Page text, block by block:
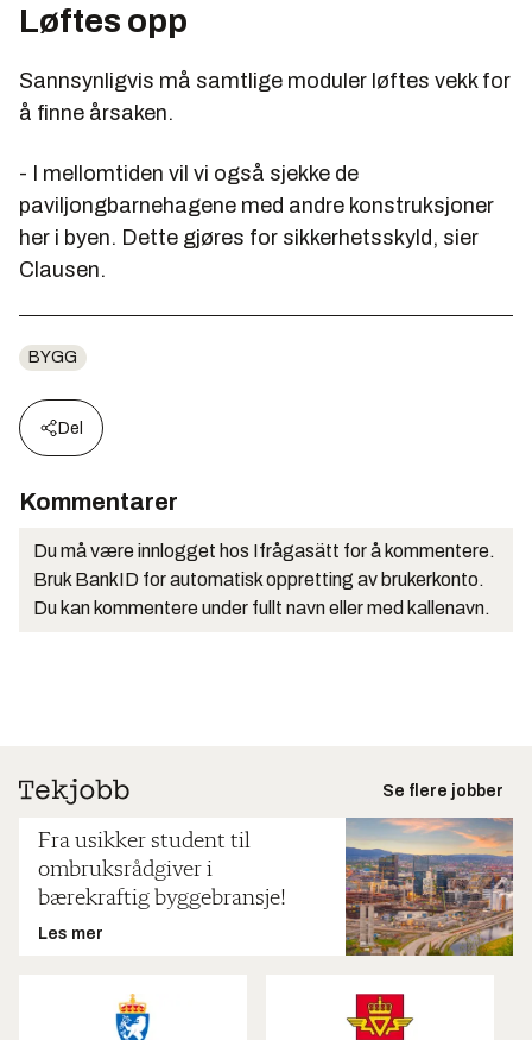
Løftes opp
Sannsynligvis må samtlige moduler løftes vekk for
å finne årsaken.
- I mellomtiden vil vi også sjekke de
paviljongbarnehagene med andre konstruksjoner
her i byen. Dette gjøres for sikkerhetsskyld, sier
Clausen.
BYGG
Del
Kommentarer
Du må være innlogget hos Ifrågasätt for å kommentere.
Bruk BankID for automatisk oppretting av brukerkonto.
Du kan kommentere under fullt navn eller med kallenavn.
Se flere jobber
Fra usikker student til
ombruksrådgiver i
bærekraftig byggebransje!
Les mer